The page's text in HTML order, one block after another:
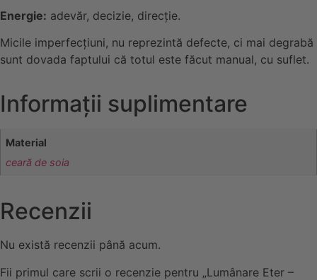
Energie: adevăr, decizie, direcție.
Micile imperfecțiuni, nu reprezintă defecte, ci mai degrabă
sunt dovada faptului că totul este făcut manual, cu suflet.
Informații suplimentare
Material
ceară de soia
Recenzii
Nu există recenzii până acum.
Fii primul care scrii o recenzie pentru „Lumânare Eter –